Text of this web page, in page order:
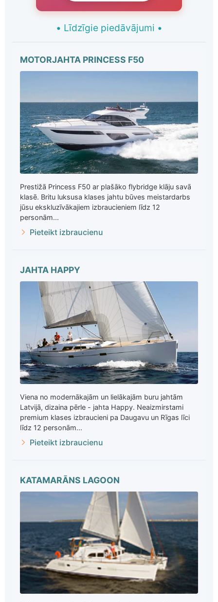
• Līdzīgie piedāvājumi •
MOTORJAHTA PRINCESS F50
Prestižā Princess F50 ar plašāko flybridge klāju savā
klasē. Britu luksusa klases jahtu būves meistardarbs
jūsu ekskluzīvākajiem izbraucieniem līdz 12
personām...
Pieteikt izbraucienu
JAHTA HAPPY
Viena no modernākajām un lielākajām buru jahtām
Latvijā, dizaina pērle - jahta Happy. Neaizmirstami
premium klases izbraucieni pa Daugavu un Rīgas līci
līdz 12 personām...
Pieteikt izbraucienu
KATAMARĀNS LAGOON